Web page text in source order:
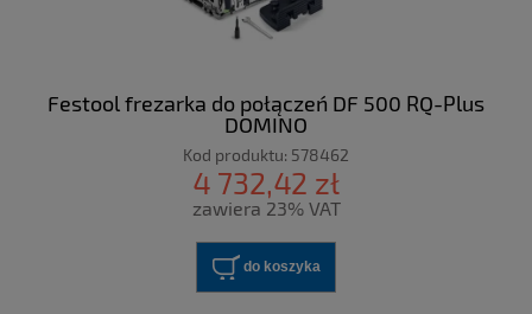
Festool frezarka do połączeń DF 500 RQ-Plus
DOMINO
Kod produktu: 578462
4 732,42 zł
zawiera 23% VAT
do koszyka